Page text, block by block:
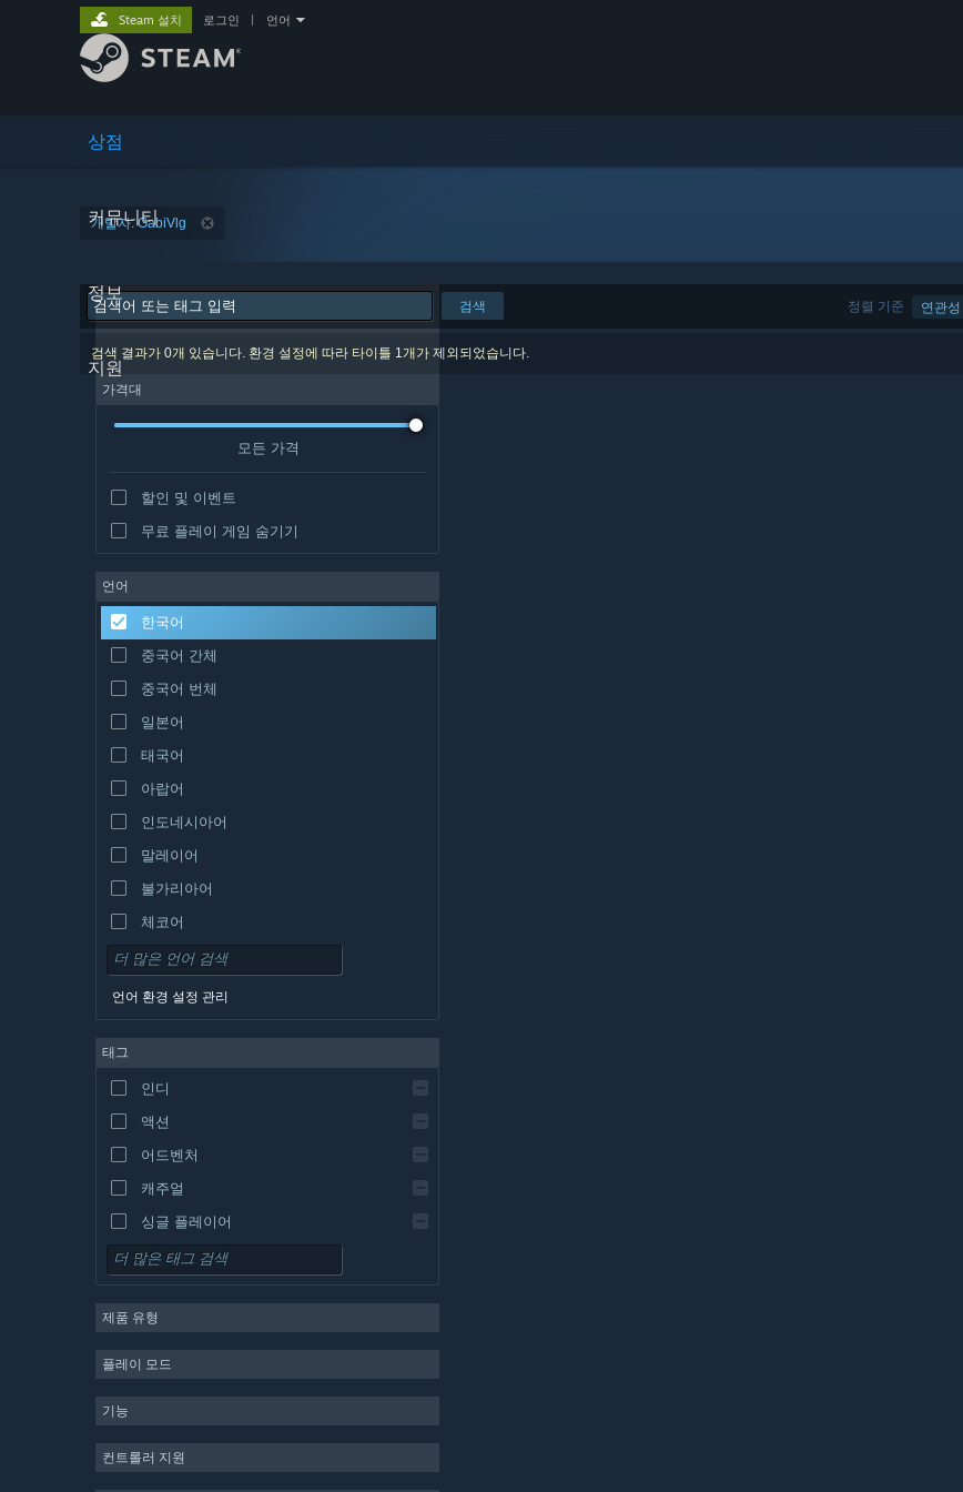
상점
커뮤니티
정보
지원
Steam 설치 로그인 언어
개발자: GabiVlg
정렬 기준 연관성
검색
검색 결과가 0개 있습니다. 환경 설정에 따라 타이틀 1개가 제외되었습니다.
가격대
모든 가격
할인 및 이벤트
무료 플레이 게임 숨기기
언어
한국어
중국어 간체
중국어 번체
일본어
태국어
아랍어
인도네시아어
말레이어
불가리아어
체코어
덴마크어
독일어
스페인어 - 중남미
그리스어
언어 환경 설정 관리
태그
인디
액션
어드벤처
캐주얼
싱글 플레이어
시뮬레이션
전략
무료 플레이
제품 유형
플레이 모드
기능
컨트롤러 지원